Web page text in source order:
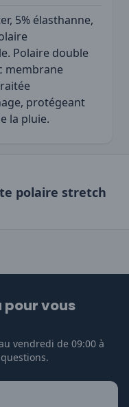
5% élasthanne,
Polaire double
membrane
protégeant
la pluie.
polaire stretch
pour vous
vendredi de 09:00 à